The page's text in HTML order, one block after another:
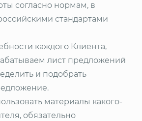
согласно нормам, в
стандартами
каждого Клиента,
лист предложений
и подобрать
материалы какого-
обязательно